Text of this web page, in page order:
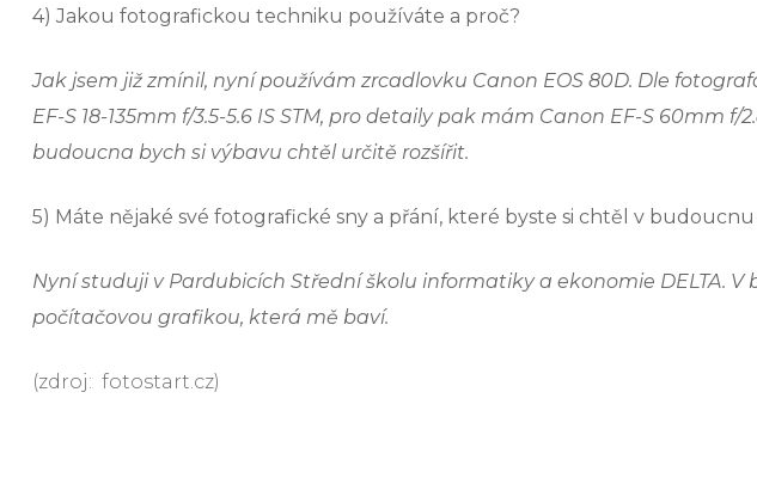
4) Jakou fotografickou techniku používáte a proč?
Jak jsem již zmínil, nyní používám zrcadlovku Canon EOS 80D. Dle
EF-S 18-135mm f/3.5-5.6 IS STM, pro detaily pak mám Canon EF-S 60mm
budoucna bych si výbavu chtěl určitě rozšířit.
5) Máte nějaké své fotografické sny a přání, které byste si chtěl v
Nyní studuji v Pardubicích Střední školu informatiky a ekonomie DELTA.
počítačovou grafikou, která mě baví.
(zdroj: fotostart.cz)